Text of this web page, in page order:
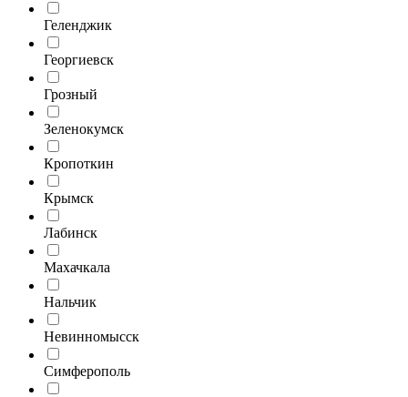
Геленджик
Георгиевск
Грозный
Зеленокумск
Кропоткин
Крымск
Лабинск
Махачкала
Нальчик
Невинномысск
Симферополь